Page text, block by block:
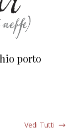
porto
Vedi Tutti